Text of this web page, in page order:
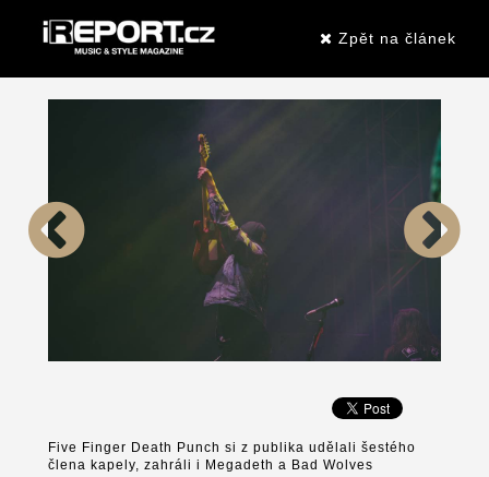
Zpět na článek
Five Finger Death Punch si z publika udělali šestého
člena kapely, zahráli i Megadeth a Bad Wolves